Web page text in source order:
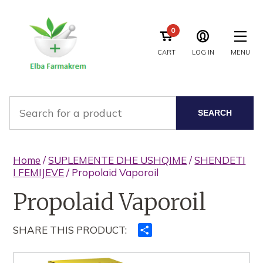
CART
0
LOG IN MENU
SEARCH
Home /SUPLEMENTE DHE USHQIME/SHENDETI
I FEMIJEVE/ Propolaid Vaporoil
Propolaid Vaporoil
SHARE THIS PRODUCT: